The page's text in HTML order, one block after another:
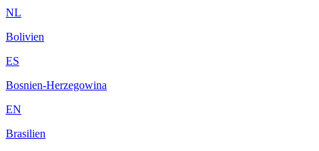
NL
Bolivien
ES
Bosnien-Herzegowina
EN
Brasilien